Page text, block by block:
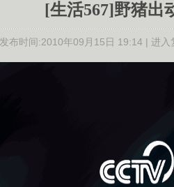
[生活567]野猪出
发布时间:2010年09月15日 19:14 | 进入